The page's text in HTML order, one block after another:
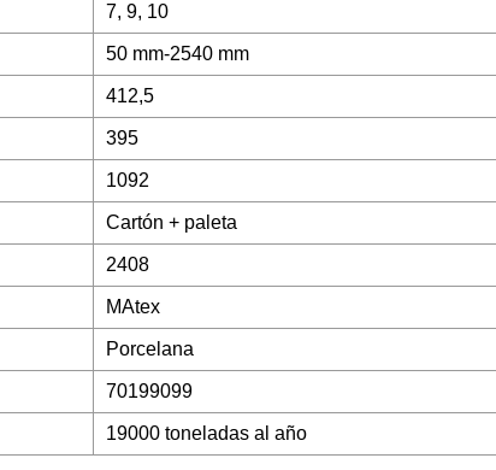
7, 9, 10
50 mm-2540 mm
412,5
395
1092
Cartón + paleta
2408
MAtex
Porcelana
70199099
19000 toneladas al año